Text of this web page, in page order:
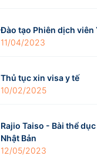
Đào tạo Phiên dịch viên
11/04/2023
Thủ tục xin visa y tế
10/02/2025
Rajio Taiso - Bài thể
Nhật Bản
12/05/2023